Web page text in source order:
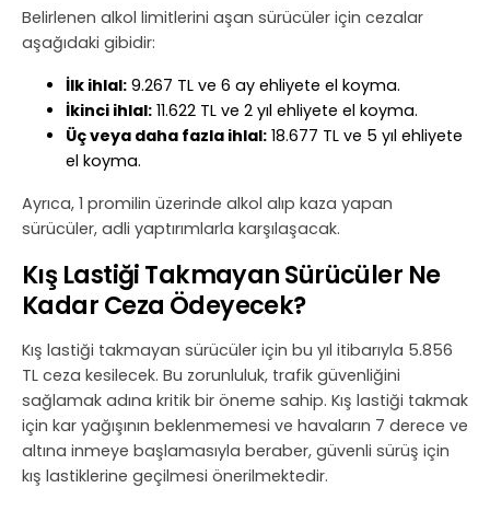
Belirlenen alkol limitlerini aşan sürücüler için cezalar
aşağıdaki gibidir:
İlk ihlal: 9.267 TL ve 6 ay ehliyete el koyma.
İkinci ihlal: 11.622 TL ve 2 yıl ehliyete el koyma.
Üç veya daha fazla ihlal: 18.677 TL ve 5 yıl ehliyete
el koyma.
Ayrıca, 1 promilin üzerinde alkol alıp kaza yapan
sürücüler, adli yaptırımlarla karşılaşacak.
Kış Lastiği Takmayan Sürücüler Ne
Kadar Ceza Ödeyecek?
Kış lastiği takmayan sürücüler için bu yıl itibarıyla 5.856
TL ceza kesilecek. Bu zorunluluk, trafik güvenliğini
sağlamak adına kritik bir öneme sahip. Kış lastiği takmak
için kar yağışının beklenmemesi ve havaların 7 derece ve
altına inmeye başlamasıyla beraber, güvenli sürüş için
kış lastiklerine geçilmesi önerilmektedir.